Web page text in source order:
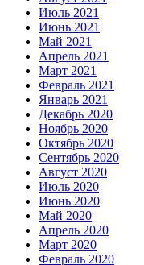
Июль 2021
Июнь 2021
Май 2021
Апрель 2021
Март 2021
Февраль 2021
Январь 2021
Декабрь 2020
Ноябрь 2020
Октябрь 2020
Сентябрь 2020
Август 2020
Июль 2020
Июнь 2020
Май 2020
Апрель 2020
Март 2020
Февраль 2020